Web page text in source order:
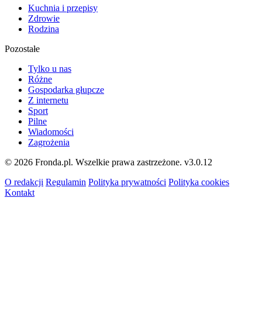
Kuchnia i przepisy
Zdrowie
Rodzina
Pozostałe
Tylko u nas
Różne
Gospodarka głupcze
Z internetu
Sport
Pilne
Wiadomości
Zagrożenia
© 2026 Fronda.pl. Wszelkie prawa zastrzeżone. v3.0.12
O redakcji Regulamin Polityka prywatności Polityka cookies
Kontakt